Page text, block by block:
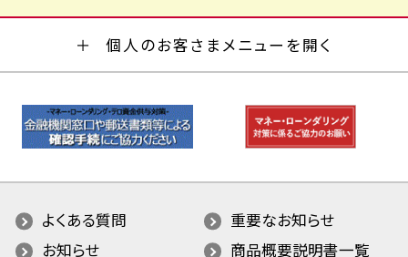
個人のお客さまメニューを開く
よくある質問
重要なお知らせ
お知らせ
商品概要説明書一覧